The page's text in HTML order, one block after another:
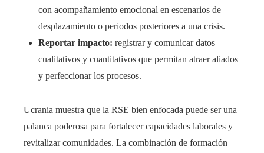
con acompañamiento emocional en escenarios de
desplazamiento o periodos posteriores a una crisis.
Reportar impacto: registrar y comunicar datos
cualitativos y cuantitativos que permitan atraer aliados
y perfeccionar los procesos.
Ucrania muestra que la RSE bien enfocada puede ser una
palanca poderosa para fortalecer capacidades laborales y
revitalizar comunidades. La combinación de formación